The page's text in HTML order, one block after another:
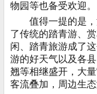
物园等也备受欢迎。
值得一提的是
了传统的踏青游、
闲、踏青旅游成了
游的好天气以及各
翘等相继盛开，大
客流叠加，周边生